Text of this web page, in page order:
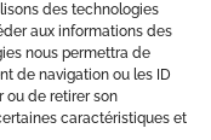
des technologies
aux informations des
nous permettra de
de navigation ou les ID
ou de retirer son
caractéristiques et
sous nos pieds !